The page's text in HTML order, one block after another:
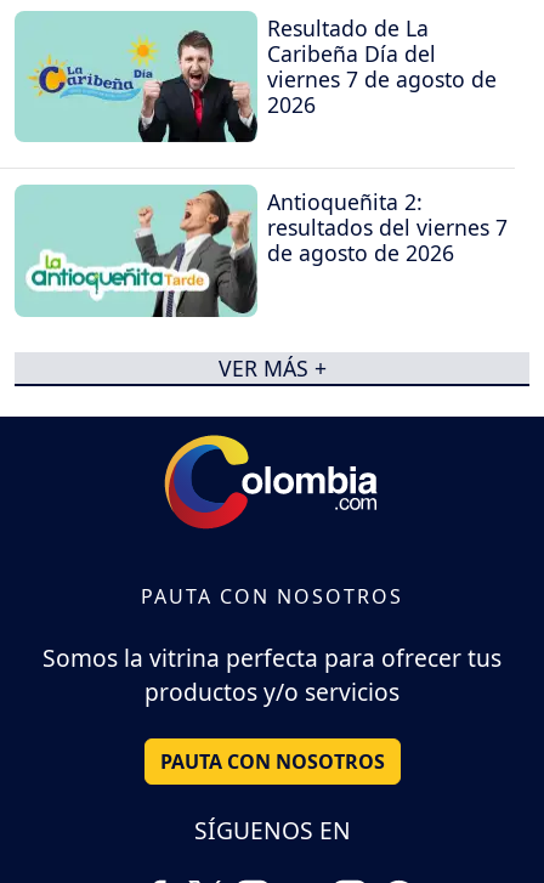
Resultado de La
Caribeña Día del
viernes 7 de agosto de
2026
Antioqueñita 2:
resultados del viernes 7
de agosto de 2026
VER MÁS +
PAUTA CON NOSOTROS
Somos la vitrina perfecta para ofrecer tus
productos y/o servicios
PAUTA CON NOSOTROS
SÍGUENOS EN